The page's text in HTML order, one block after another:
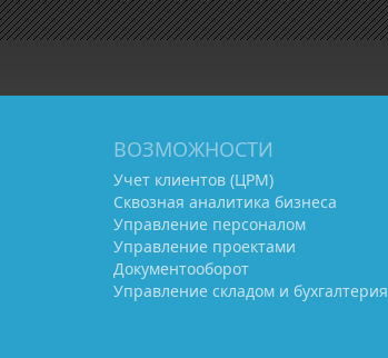
ВОЗМОЖНОСТИ
Учет клиентов (ЦРМ)
Сквозная аналитика бизнеса
Управление персоналом
Управление проектами
Документооборот
Управление складом и бухгалтерия